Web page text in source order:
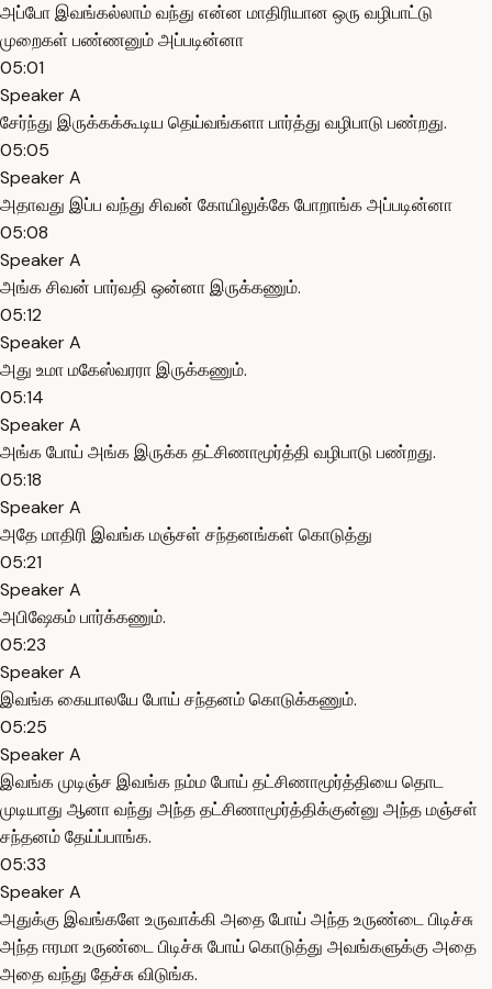
அப்போ இவங்கல்லாம் வந்து என்ன மாதிரியான ஒரு வழிபாட்டு
முறைகள் பண்ணனும் அப்படின்னா
05:01
Speaker A
சேர்ந்து இருக்கக்கூடிய தெய்வங்களா பார்த்து வழிபாடு பண்றது.
05:05
Speaker A
அதாவது இப்ப வந்து சிவன் கோயிலுக்கே போறாங்க அப்படின்னா
05:08
Speaker A
அங்க சிவன் பார்வதி ஒன்னா இருக்கணும்.
05:12
Speaker A
அது உமா மகேஸ்வரரா இருக்கணும்.
05:14
Speaker A
அங்க போய் அங்க இருக்க தட்சிணாமூர்த்தி வழிபாடு பண்றது.
05:18
Speaker A
அதே மாதிரி இவங்க மஞ்சள் சந்தனங்கள் கொடுத்து
05:21
Speaker A
அபிஷேகம் பார்க்கணும்.
05:23
Speaker A
இவங்க கையாலயே போய் சந்தனம் கொடுக்கணும்.
05:25
Speaker A
இவங்க முடிஞ்ச இவங்க நம்ம போய் தட்சிணாமூர்த்தியை தொட
முடியாது ஆனா வந்து அந்த தட்சிணாமூர்த்திக்குன்னு அந்த மஞ்சள்
சந்தனம் தேய்ப்பாங்க.
05:33
Speaker A
அதுக்கு இவங்களே உருவாக்கி அதை போய் அந்த உருண்டை பிடிச்சு
அந்த ஈரமா உருண்டை பிடிச்சு போய் கொடுத்து அவங்களுக்கு அதை
அதை வந்து தேச்சு விடுங்க.